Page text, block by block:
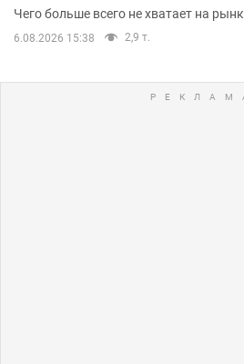
Чего больше всего не хватает на
6.08.2026 15:38 2,9 т.